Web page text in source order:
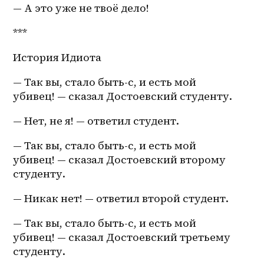
— А это уже не твоё дело!
***
История Идиота
— Так вы, стало быть-с, и есть мой
убивец! — сказал Достоевский студенту.
— Нет, не я! — ответил студент.
— Так вы, стало быть-с, и есть мой
убивец! — сказал Достоевский второму
студенту.
— Никак нет! — ответил второй студент.
— Так вы, стало быть-с, и есть мой
убивец! — сказал Достоевский третьему
студенту.